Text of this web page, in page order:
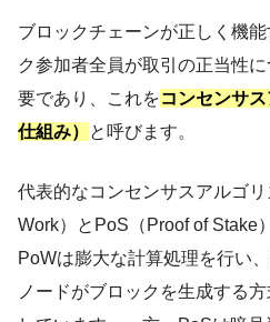
ブロックチェーンが正しく機
ク参加者全員が取引の正当性
要であり、これをコンセンサ
仕組み）
と呼びます。
代表的なコンセンサスアルゴ
Work）とPoS（Proof of Stake
PoWは膨大な計算処理を行い
ノードがブロックを生成する